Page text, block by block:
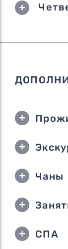
Чаны
СПА